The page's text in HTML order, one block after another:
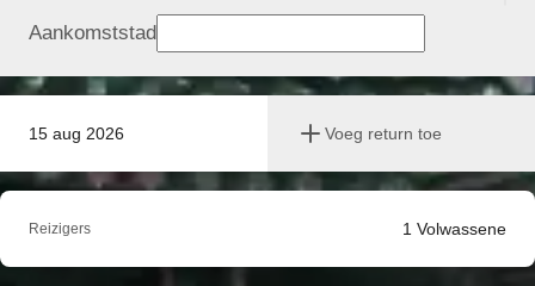
15 aug 2026 Voeg return toe
Aankomststad
Reizigers 1 Volwassene